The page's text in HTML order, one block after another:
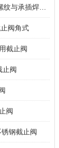
阀角式
截止阀
止阀
阀
钢截止阀